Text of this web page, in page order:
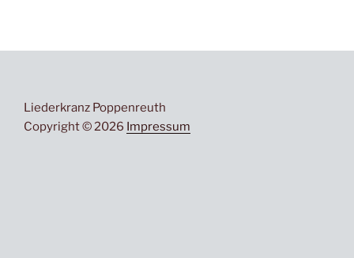
Liederkranz Poppenreuth
Copyright © 2026 Impressum